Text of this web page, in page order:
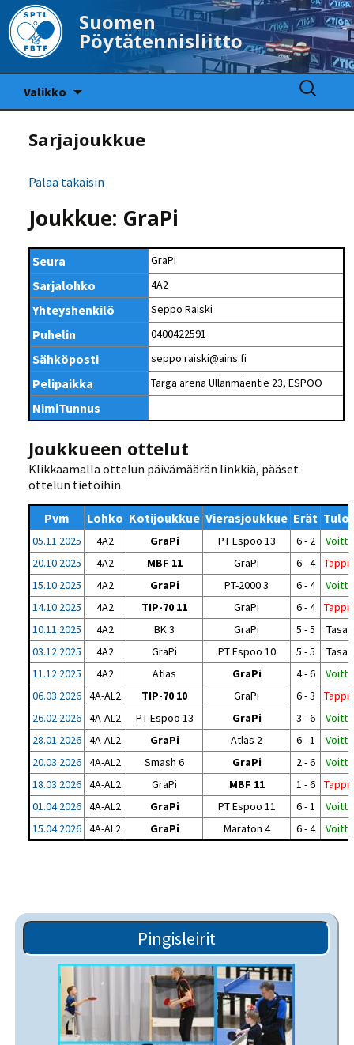
Suomen
Pöytätennisliitto
Valikko
Haku:
Sarjajoukkue
Palaa takaisin
Joukkue: GraPi
Seura GraPi
Sarjalohko 4A2
Yhteyshenkilö Seppo Raiski
Puhelin 0400422591
Sähköposti seppo.raiski@ains.fi
Pelipaikka Targa arena Ullanmäentie 23, ESPOO
NimiTunnus
Joukkueen ottelut
Klikkaamalla ottelun päivämäärän linkkiä, pääset
ottelun tietoihin.
Pvm Lohko Kotijoukkue Vierasjoukkue Erät
05.11.2025 4A2 GraPi PT Espoo 13 6 - 2
Voitto
20.10.2025
4A2 MBF 11 GraPi 6 - 4
15.10.2025
4A2 GraPi PT-2000 3 6 - 4
Voitto
14.10.2025
4A2 TIP-70 11 GraPi 6 - 4
10.11.2025
4A2 BK 3 GraPi 5 - 5
Tasan
03.12.2025
4A2 GraPi PT Espoo 10 5 - 5
Tasan
11.12.2025
4A2 Atlas GraPi 4 - 6
Voitto
06.03.2026 4A-AL2 TIP-70 10 GraPi 6 - 3
26.02.2026 4A-AL2 PT Espoo 13 GraPi 3 - 6
Voitto
28.01.2026 4A-AL2 GraPi Atlas 2 6 - 1
Voitto
20.03.2026 4A-AL2 Smash 6 GraPi 2 - 6
Voitto
18.03.2026 4A-AL2 GraPi MBF 11 1 - 6
01.04.2026 4A-AL2 GraPi PT Espoo 11 6 - 1
Voitto
15.04.2026 4A-AL2 GraPi Maraton 4 6 - 4 Voitto
Pingisleirit